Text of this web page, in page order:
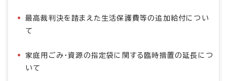
最高裁判決を踏まえた生活保護費等の追加給付につい
て
家庭用ごみ・資源の指定袋に関する臨時措置の延長につ
いて